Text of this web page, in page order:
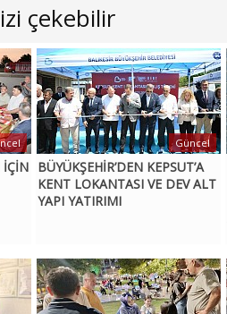
çekebilir
İÇİN BÜYÜKŞEHİR’DEN KEPSUT’A
KENT LOKANTASI VE DEV ALT
YAPI YATIRIMI
Güncel